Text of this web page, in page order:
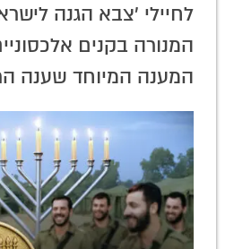
לחיילי 'צבא הגנה
המנורה בקנים
המענה המיוחד שענה